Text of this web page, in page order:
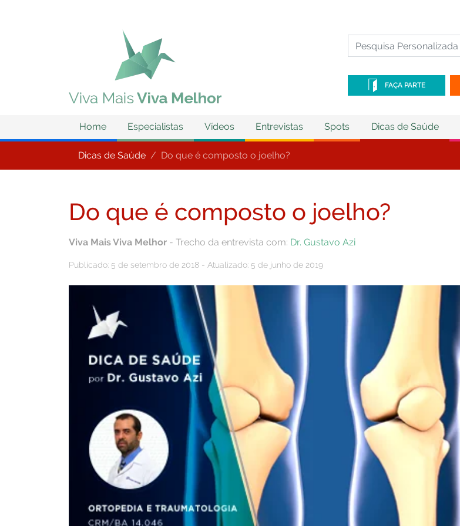
FAÇA PARTE
Home Especialistas Vídeos Entrevistas Spots Dicas de Saúde
Dicas de Saúde Do que é composto o joelho?
Do que é composto o joelho?
Viva Mais Viva Melhor - Trecho da entrevista com: Dr. Gustavo Azi
Publicado: 5 de setembro de 2018 - Atualizado: 5 de junho de 2019